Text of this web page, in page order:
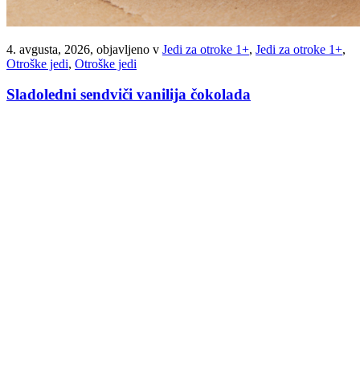
4. avgusta, 2026, objavljeno v Jedi za otroke 1+, Jedi za otroke 1+,
Otroške jedi, Otroške jedi
Sladoledni sendviči vanilija čokolada